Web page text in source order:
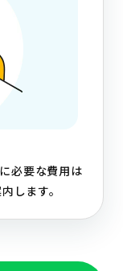
必要な費用は
します。